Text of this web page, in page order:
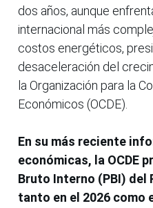
dos años, aunque
internacional más
costos energéticos,
desaceleración del
la Organización para la
Económicos (OCDE).
En su más reciente
económicas, la OCDE
Bruto Interno (PBI) del
tanto en el 2026 como